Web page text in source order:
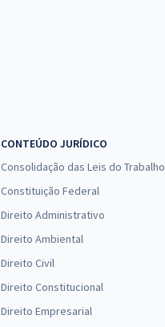
CONTEÚDO JURÍDICO
Consolidação das Leis do Trabalho
Constituição Federal
Direito Administrativo
Direito Ambiental
Direito Civil
Direito Constitucional
Direito Empresarial